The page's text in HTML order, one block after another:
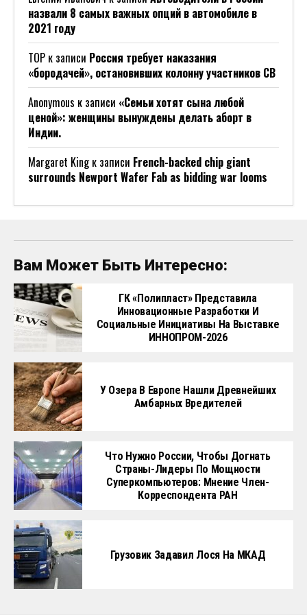
назвали 8 самых важных опций в автомобиле в
2021 году
ТОР к записи Россия требует наказания
«бородачей», остановивших колонну участников СВ
Anonymous к записи «Семьи хотят сына любой
ценой»: женщины вынуждены делать аборт в
Индии.
Margaret Kingк записи French-backed chip giant
surrounds Newport Wafer Fab as bidding war looms
Вам Может Быть Интересно:
ГК «Полипласт» Представила
Инновационные Разработки И
Социальные Инициативы На Выставке
ИННОПРОМ-2026
У Озера В Европе Нашли Древнейших
Амбарных Вредителей
Что Нужно России, Чтобы Догнать
Страны-Лидеры По Мощности
Суперкомпьютеров: Мнение Член-
Корреспондента РАН
Грузовик Задавил Лося На МКАД